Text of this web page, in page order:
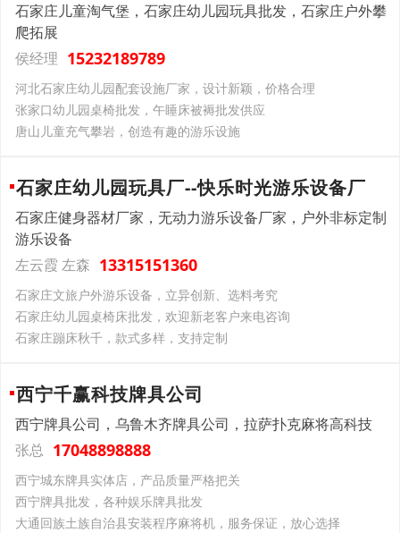
石家庄儿童淘气堡，石家庄幼儿园玩具批发，石家庄户外攀
爬拓展
侯经理 15232189789
河北石家庄幼儿园配套设施厂家，设计新颖，价格合理
张家口幼儿园桌椅批发，午睡床被褥批发供应
唐山儿童充气攀岩，创造有趣的游乐设施
石家庄幼儿园玩具厂--快乐时光游乐设备厂
石家庄健身器材厂家，无动力游乐设备厂家，户外非标定制
游乐设备
左云霞 左森 13315151360
石家庄文旅户外游乐设备，立异创新、选料考究
石家庄幼儿园桌椅床批发，欢迎新老客户来电咨询
石家庄蹦床秋千，款式多样，支持定制
西宁千赢科技牌具公司
西宁牌具公司，乌鲁木齐牌具公司，拉萨扑克麻将高科技
张总 17048898888
西宁城东牌具实体店，产品质量严格把关
西宁牌具批发，各种娱乐牌具批发
大通回族土族自治县安装程序麻将机，服务保证，放心选择